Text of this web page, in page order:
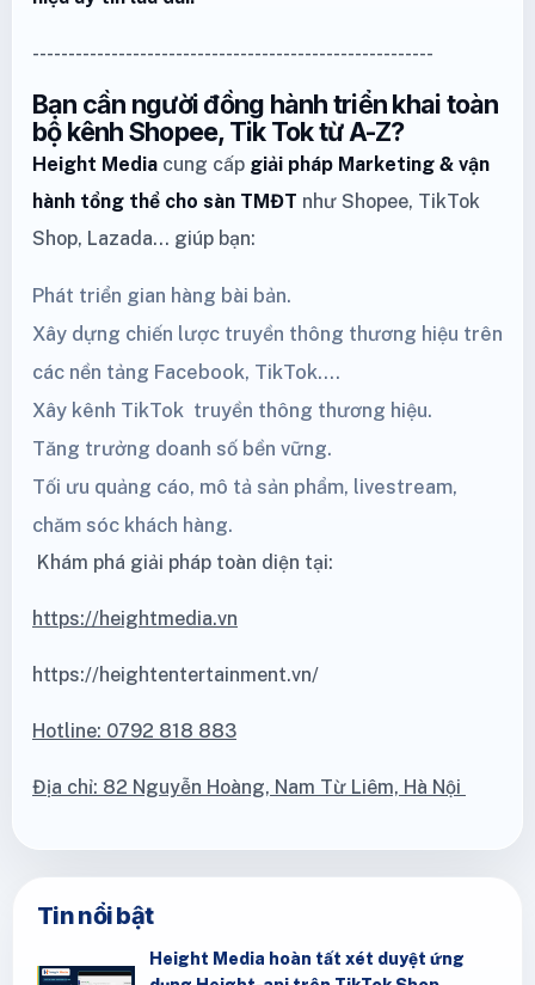
--------------------------------------------------------
Bạn cần người đồng hành triển khai toàn
bộ kênh Shopee, Tik Tok từ A-Z?
Height Media cung cấp giải pháp Marketing & vận
hành tổng thể cho sàn TMĐT như Shopee, TikTok
Shop, Lazada… giúp bạn:
Phát triển gian hàng bài bản.
Xây dựng chiến lược truyền thông thương hiệu trên
các nền tảng Facebook, TikTok....
Xây kênh TikTok truyền thông thương hiệu.
Tăng trưởng doanh số bền vững.
Tối ưu quảng cáo, mô tả sản phẩm, livestream,
chăm sóc khách hàng.
Khám phá giải pháp toàn diện tại:
https://heightmedia.vn
https://heightentertainment.vn/
Hotline: 0792 818 883
Địa chỉ: 82 Nguyễn Hoàng, Nam Từ Liêm, Hà Nội
Tin nổi bật
Height Media hoàn tất xét duyệt ứng